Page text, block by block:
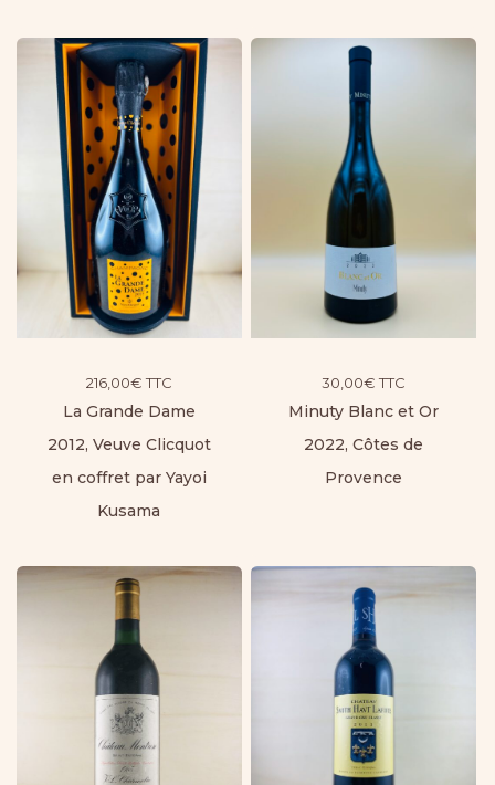
216,00€ TTC
La Grande Dame
2012, Veuve Clicquot
en coffret par Yayoi
Kusama
30,00€ TTC
Minuty Blanc et Or
2022, Côtes de
Provence